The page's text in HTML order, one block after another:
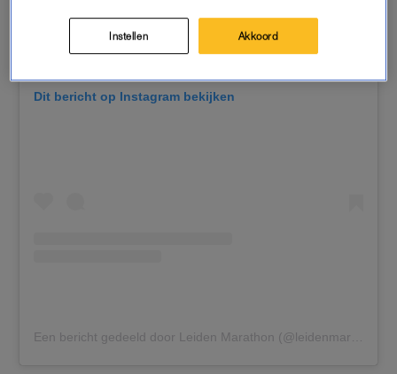
Dit bericht op Instagram bekijken
Instellen Akkoord